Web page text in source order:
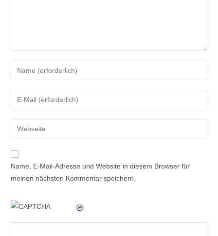
Name, E-Mail-Adresse und Website in diesem Browser für
meinen nächsten Kommentar speichern.